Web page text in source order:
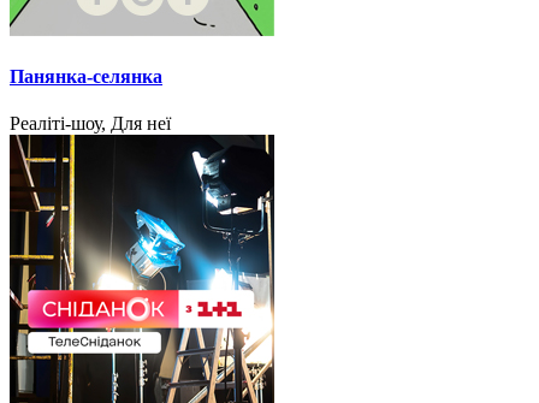
Панянка-селянка
Реаліті-шоу, Для неї